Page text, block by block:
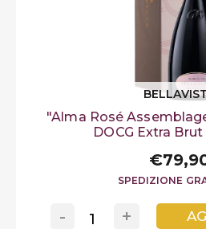
"Alma Rosé
DOCG Extra
SPEDIZIONE
+
-